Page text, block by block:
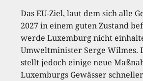
Das EU-Ziel, laut dem sich alle
2027 in einem guten Zustand
werde Luxemburg nicht
Umweltminister Serge Wilmes.
stellt jedoch einige neue
Luxemburgs Gewässer schneller